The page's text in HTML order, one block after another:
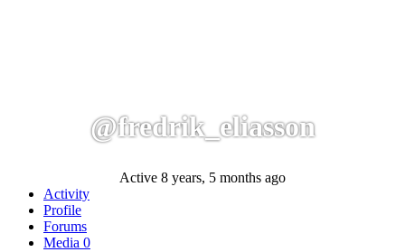
@fredrik_eliasson
Active 8 years, 5 months ago
Activity
Profile
Forums
Media 0